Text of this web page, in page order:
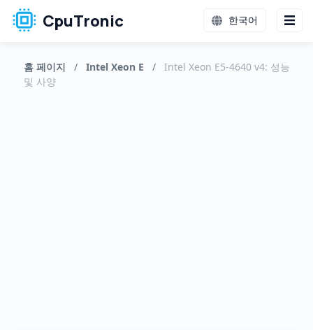
CpuTronic 한국어
홈 페이지 / Intel Xeon E /
Intel Xeon E5-4640 v4: 성능
및 사양